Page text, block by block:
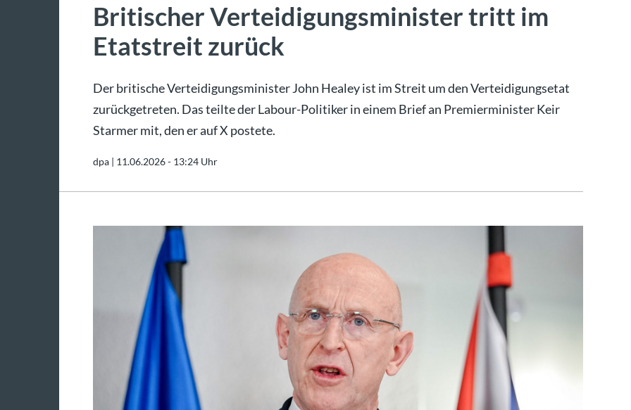
Britischer Verteidigungsminister tritt im
Etatstreit zurück
Der britische Verteidigungsminister John Healey ist im Streit um den Verteidigungsetat
zurückgetreten. Das teilte der Labour-Politiker in einem Brief an Premierminister Keir
Starmer mit, den er auf X postete.
dpa | 11.06.2026 - 13:24 Uhr